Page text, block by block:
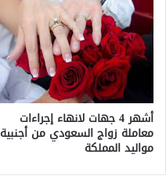
أشهر 4 جهات لانهاء إجراءات
معاملة زواج السعودي من أجنبية
مواليد المملكة